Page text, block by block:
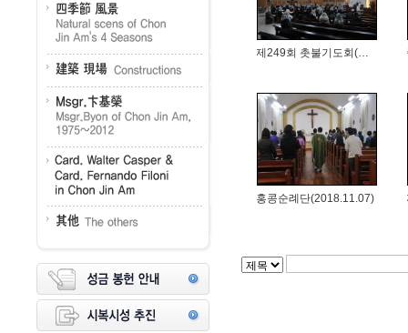
제249회 촛불기도회(2018.12....
홍콩순례단(2018.11.07)